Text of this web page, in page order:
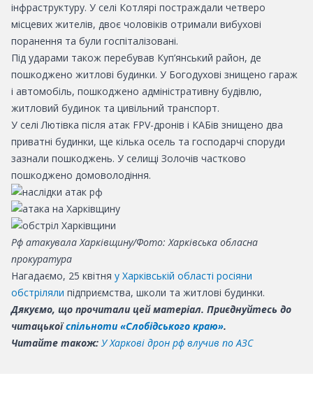
інфраструктуру. У селі Котлярі постраждали четверо
місцевих жителів, двоє чоловіків отримали вибухові
поранення та були госпіталізовані.
Під ударами також перебував Куп’янський район, де
пошкоджено житлові будинки. У Богодухові знищено гараж
і автомобіль, пошкоджено адміністративну будівлю,
житловий будинок та цивільний транспорт.
У селі Лютівка після атак FPV-дронів і КАБів знищено два
приватні будинки, ще кілька осель та господарчі споруди
зазнали пошкоджень. У селищі Золочів частково
пошкоджено домоволодіння.
Рф атакувала Харківщину/Фото: Харківська обласна
прокуратура
Нагадаємо, 25 квітня у Харківській області росіяни
обстріляли підприємства, школи та житлові будинки.
Дякуємо, що прочитали цей матеріал. Приєднуйтесь до
читацькоїспільноти «Слобідського краю».
Читайте також: У Харкові дрон рф влучив по АЗС